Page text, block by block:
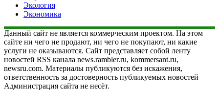
Экология
Экономика
Данный сайт не является коммерческим проектом. На этом
сайте ни чего не продают, ни чего не покупают, ни какие
услуги не оказываются. Сайт представляет собой ленту
новостей RSS канала news.rambler.ru, kommersant.ru,
newsru.com. Материалы публикуются без искажения,
ответственность за достоверность публикуемых новостей
Администрация сайта не несёт.